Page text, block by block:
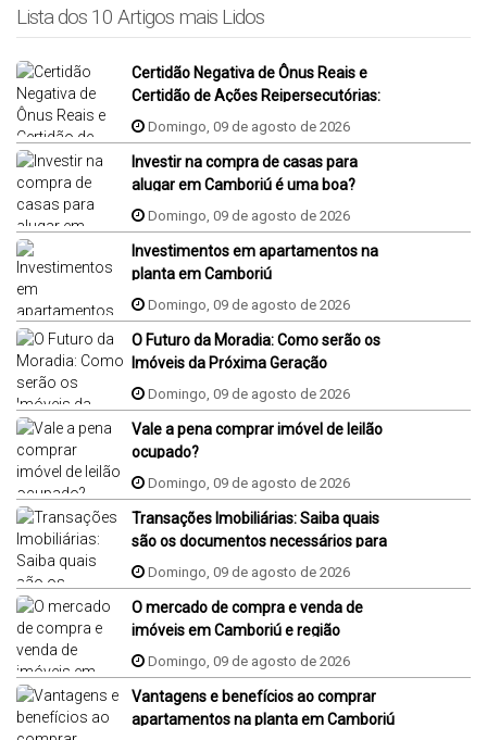
Lista dos 10 Artigos mais Lidos
Certidão Negativa de Ônus Reais e
Certidão de Ações Reipersecutórias:
Domingo, 09 de agosto de 2026
Investir na compra de casas para
alugar em Camboriú é uma boa?
Domingo, 09 de agosto de 2026
Investimentos em apartamentos na
planta em Camboriú
Domingo, 09 de agosto de 2026
O Futuro da Moradia: Como serão os
Imóveis da Próxima Geração
Domingo, 09 de agosto de 2026
Vale a pena comprar imóvel de leilão
ocupado?
Domingo, 09 de agosto de 2026
Transações Imobiliárias: Saiba quais
são os documentos necessários para
comprar um imóvel
Domingo, 09 de agosto de 2026
O mercado de compra e venda de
imóveis em Camboriú e região
Domingo, 09 de agosto de 2026
Vantagens e benefícios ao comprar
apartamentos na planta em Camboriú